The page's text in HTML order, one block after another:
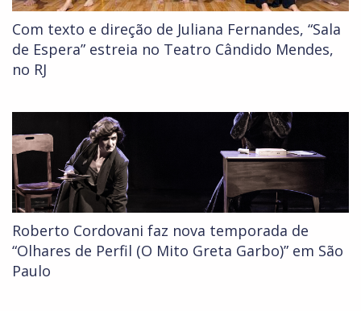
Com texto e direção de Juliana Fernandes, “Sala
de Espera” estreia no Teatro Cândido Mendes,
no RJ
Roberto Cordovani faz nova temporada de
“Olhares de Perfil (O Mito Greta Garbo)” em São
Paulo